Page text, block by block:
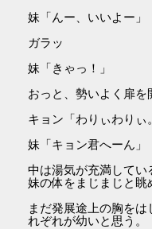
妹「んー、いいよー」
ガラッ
妹「きゃっ！」
おっと、勢いよく扉を
キョン「わりぃわりぃ
妹「キョン君へーん」
中は湯気が充満してい
妹の体をまじまじと眺
まだ発展途上の胸を
れぞれが幼いと思う。